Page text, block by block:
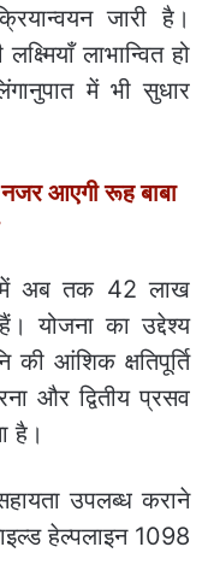
जारी है।
लाभान्वित हो
में भी सुधार
आएगी रूह बाबा
में अब तक 42 लाख
योजना का उद्देश्य
की आंशिक क्षतिपूर्ति
और द्वितीय प्रसव
है।
उपलब्ध कराने
हेल्पलाइन 1098